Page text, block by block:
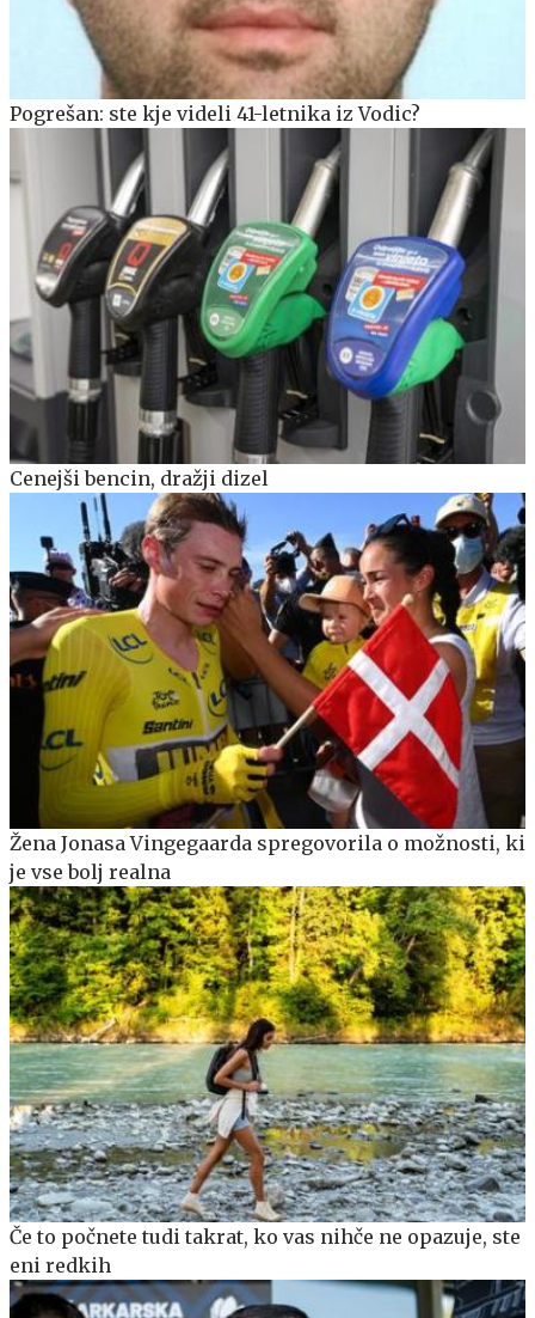
Pogrešan: ste kje videli 41-letnika iz Vodic?
Cenejši bencin, dražji dizel
Žena Jonasa Vingegaarda spregovorila o možnosti, ki
je vse bolj realna
Če to počnete tudi takrat, ko vas nihče ne opazuje, ste
eni redkih